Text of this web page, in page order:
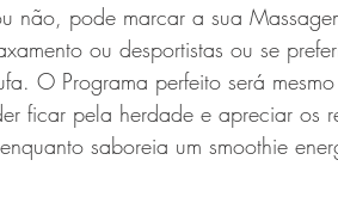
pode marcar a sua
ou desportistas ou se
O Programa perfeito será
ficar pela herdade e apreciar os
saboreia um smoothie